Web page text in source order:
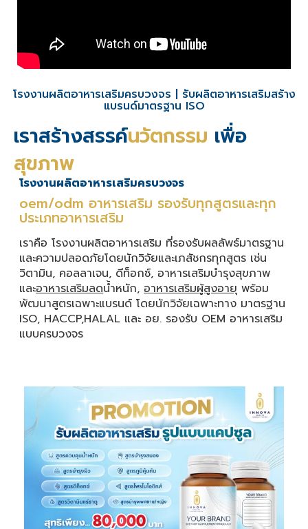
โรงงานผลิตอาหารเสริมครบวงจร | รับผลิตอาหารเสริมสร้าง
แบรนด์มาตรฐาน ISO
เราสร้างสรรค์นวัตกรรม เพื่อ
สุขภาพ
โรงงานผลิตอาหารเสริมครบวงจร
oem/odm อาหารเสริม รองรับทุกสูตรและทุก
ประเภทอาหารเสริม
เราคือ โรงงานผลิตอาหารเสริม ที่รองรับผลลัพธ์มาตรฐาน
และความปลอดภัยโดยนักวิจัยและเภสัชกรทุกสูตร เช่น
วิตามิน, คอลลาเจน, ดีท็อกซ์, อาหารเสริมบำรุงสุขภาพ
และอาหารเสริมลดน้ำหนัก,อาหารเสริมผู้สูงอายุ พร้อม
พัฒนาสูตรเฉพาะแบรนด์ โดยนักวิจัยเฉพาะทาง มาตรฐาน
ISO, HACCP,HALAL และ อย. รองรับ OEM อาหารเสริม
แบบครบวงจร